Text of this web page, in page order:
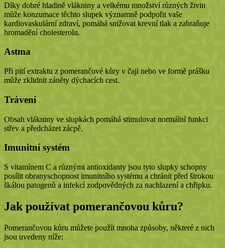
Díky dobré hladině vlákniny a velkému množství různých živin
může konzumace těchto slupek významně podpořit vaše
kardiovaskulární zdraví, pomáhá snižovat krevní tlak a zabraňuje
hromadění cholesterolu.
Astma
Při pití extraktu z pomerančové kůry v čaji nebo ve formě prášku
může zklidnit záněty dýchacích cest.
Trávení
Obsah vlákniny ve slupkách pomáhá stimulovat normální funkci
střev a předcházet zácpě.
Imunitní systém
S vitamínem C a různými antioxidanty jsou tyto slupky schopny
posílit obranyschopnost imunitního systému a chránit před širokou
škálou patogenů a infekcí zodpovědných za nachlazení a chřipku.
Jak používat pomerančovou kůru?
Pomerančovou kůru můžete použít mnoha způsoby, některé z nich
jsou uvedeny níže: